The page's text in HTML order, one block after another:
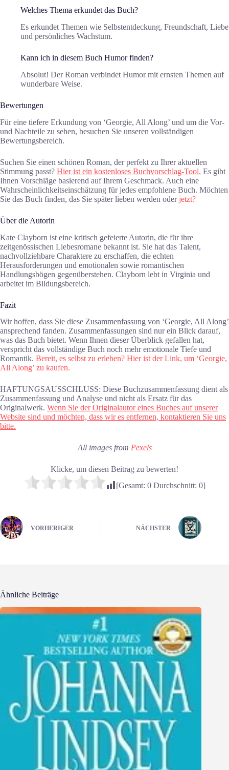
Welches Thema erkundet das Buch?
Es erkundet Themen wie Selbstentdeckung, Freundschaft, Liebe
und persönliches Wachstum.
Kann ich in diesem Buch Humor finden?
Absolut! Der Roman verbindet Humor mit ernsten Themen auf
wunderbare Weise.
Bewertungen
Für eine tiefere Erkundung von ‘Georgie, All Along’ und um die Vor-
und Nachteile zu sehen, besuchen Sie unseren vollständigen
Bewertungsbereich.
Suchen Sie einen schönen Roman, der perfekt zu Ihrer aktuellen
Stimmung passt? Hier ist ein kostenloses Buchvorschlag-Tool. Es gibt
Ihnen Vorschläge basierend auf Ihrem Geschmack. Auch eine
Wahrscheinlichkeitseinschätzung für jedes empfohlene Buch. Möchten
Sie das Buch finden, das Sie später lieben werden oderjetzt?
Über die Autorin
Kate Clayborn ist eine kritisch gefeierte Autorin, die für ihre
zeitgenössischen Liebesromane bekannt ist. Sie hat das Talent,
nachvollziehbare Charaktere zu erschaffen, die echten
Herausforderungen und emotionalen sowie romantischen
Handlungsbögen gegenüberstehen. Clayborn lebt in Virginia und
arbeitet im Bildungsbereich.
Fazit
Wir hoffen, dass Sie diese Zusammenfassung von ‘Georgie, All Along’
ansprechend fanden. Zusammenfassungen sind nur ein Blick darauf,
was das Buch bietet. Wenn Ihnen dieser Überblick gefallen hat,
verspricht das vollständige Buch noch mehr emotionale Tiefe und
Romantik. Bereit, es selbst zu erleben? Hier ist der Link, um ‘Georgie,
All Along’ zu kaufen.
HAFTUNGSAUSSCHLUSS: Diese Buchzusammenfassung dient als
Zusammenfassung und Analyse und nicht als Ersatz für das
Originalwerk. Wenn Sie der Originalautor eines Buches auf unserer
Website sind und möchten, dass wir es entfernen, kontaktieren Sie uns
bitte.
All images from Pexels
Klicke, um diesen Beitrag zu bewerten!
[Gesamt: 0Durchschnitt: 0]
VORHERIGER NÄCHSTER
Ähnliche Beiträge